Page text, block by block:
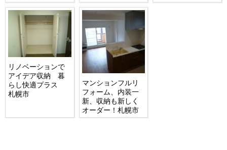
リノベーションで
アイデア収納 暮
らし快適プラス
札幌市
マンションフルリ
フォーム、内装一
新、収納も新しく
オーダー！札幌市